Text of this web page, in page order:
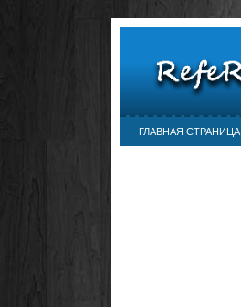
ГЛАВНАЯ СТРАНИЦА